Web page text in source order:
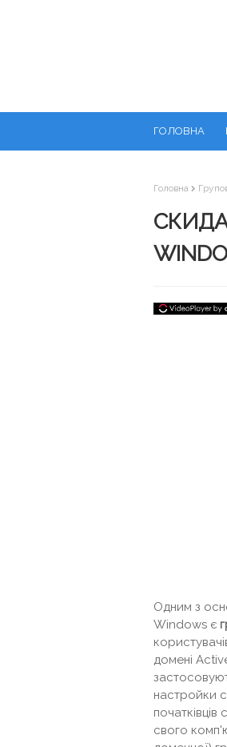
ГОЛОВНА
Головна
Одним з
Windows є
домені
настройки
свого